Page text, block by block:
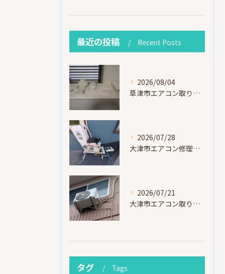
最近の投稿 Recent Posts
2026/08/04
草津市エアコン取り付け｜お客様取り外し済・化粧カバー再利用（ダイキン S225ATES・アウルコート草津）
2026/07/28
大津市エアコン修理｜冷媒漏れを特定！高所作業で東芝RAS-F221ARTを修理・ガスチャージ
2026/07/21
大津市エアコン取り付け｜他社で断られたマンション3階の壁面アングル高所作業（ハイセンス HA-J22H-W・プレジーオビワコ）
タグ Tags